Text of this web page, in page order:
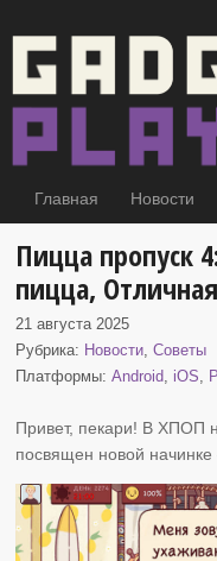
Главная Новости
Пицца пропуск
пицца,
21 августа 2025
Рубрика: Новости,Советы
Платформы:Android, iOS,
Привет, пекари! В ХПОП
посвящен новой начинке